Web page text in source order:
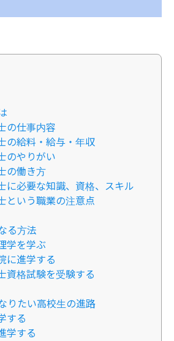
の仕事内容
の給料・給与・年収
のやりがい
の働き方
に必要な知識、資格、スキル
という職業の注意点
る方法
学を学ぶ
に進学する
資格試験を受験する
りたい高校生の進路
する
学する